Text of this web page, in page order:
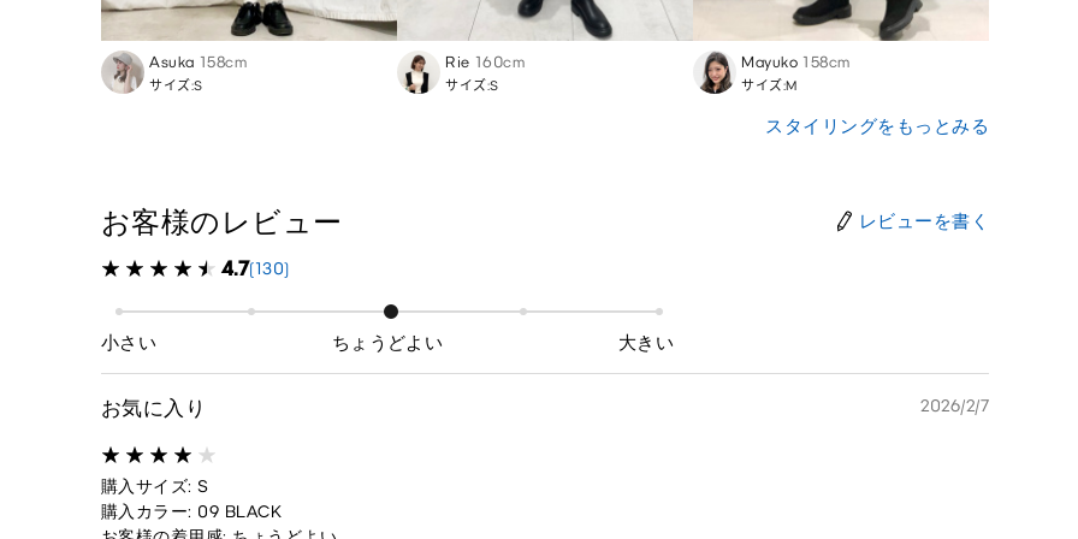
Asuka 158cm
サイズ:S
Rie 160cm
サイズ:S
Mayuko 158cm
サイズ:M
スタイリングをもっとみる
お客様のレビュー レビューを書く
4.7(130)
小さい ちょうどよい 大きい
お気に入り 2026/2/7
購入サイズ: S
購入カラー: 09 BLACK